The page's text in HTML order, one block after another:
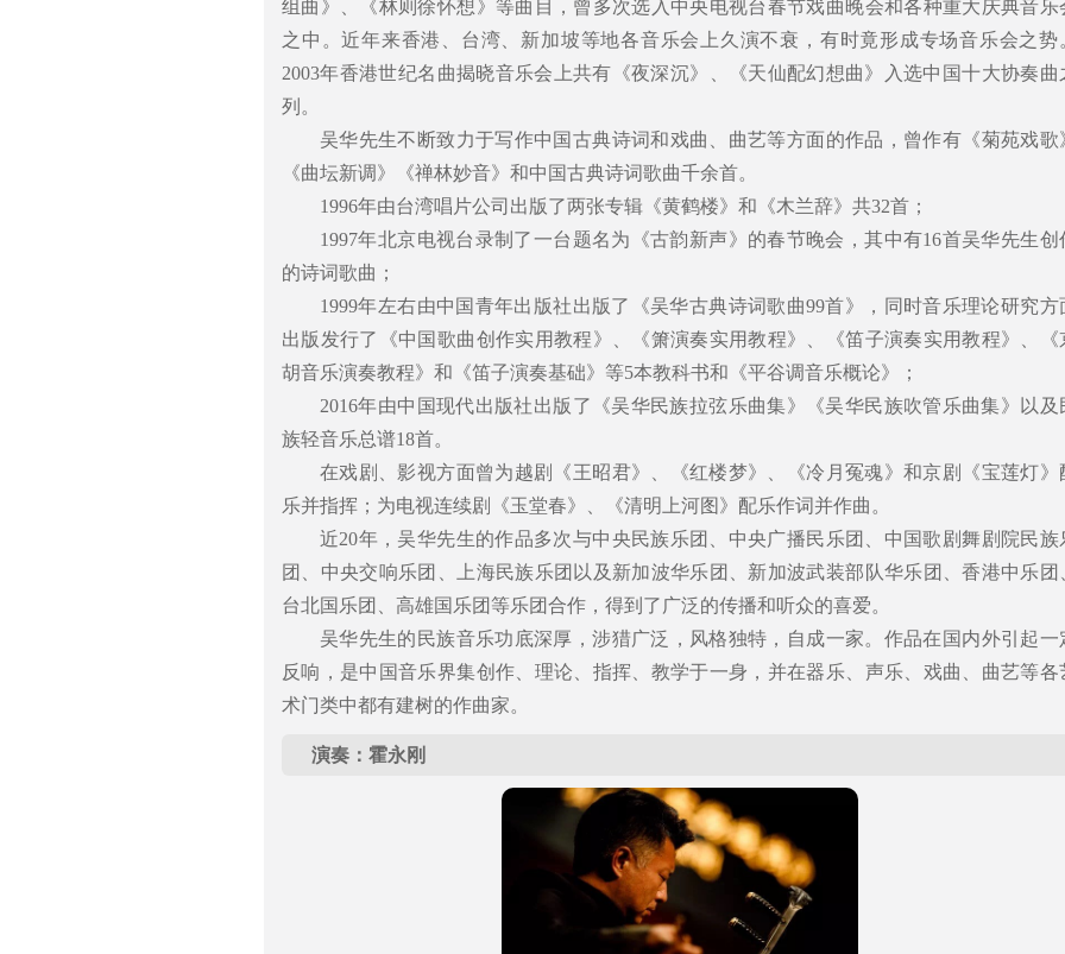
组曲》、《林则徐怀想》等曲目，曾多次选入中央电视台春节戏曲晚会和各种重大庆典音乐
之中。近年来香港、台湾、新加坡等地各音乐会上久演不衰，有时竟形成专场音乐会之势
2003年香港世纪名曲揭晓音乐会上共有《夜深沉》、《天仙配幻想曲》入选中国十大协奏曲
列。
吴华先生不断致力于写作中国古典诗词和戏曲、曲艺等方面的作品，曾作有《菊苑戏歌
《曲坛新调》《禅林妙音》和中国古典诗词歌曲千余首。
1996年由台湾唱片公司出版了两张专辑《黄鹤楼》和《木兰辞》共32首；
1997年北京电视台录制了一台题名为《古韵新声》的春节晚会，其中有16首吴华先生创
的诗词歌曲；
1999年左右由中国青年出版社出版了《吴华古典诗词歌曲99首》，同时音乐理论研究方
出版发行了《中国歌曲创作实用教程》、《箫演奏实用教程》、《笛子演奏实用教程》、《
胡音乐演奏教程》和《笛子演奏基础》等5本教科书和《平谷调音乐概论》；
2016年由中国现代出版社出版了《吴华民族拉弦乐曲集》《吴华民族吹管乐曲集》以及
族轻音乐总谱18首。
在戏剧、影视方面曾为越剧《王昭君》、《红楼梦》、《冷月冤魂》和京剧《宝莲灯》
乐并指挥；为电视连续剧《玉堂春》、《清明上河图》配乐作词并作曲。
近20年，吴华先生的作品多次与中央民族乐团、中央广播民乐团、中国歌剧舞剧院民族
团、中央交响乐团、上海民族乐团以及新加波华乐团、新加波武装部队华乐团、香港中乐团
台北国乐团、高雄国乐团等乐团合作，得到了广泛的传播和听众的喜爱。
吴华先生的民族音乐功底深厚，涉猎广泛，风格独特，自成一家。作品在国内外引起一
反响，是中国音乐界集创作、理论、指挥、教学于一身，并在器乐、声乐、戏曲、曲艺等各
术门类中都有建树的作曲家。
演奏：霍永刚